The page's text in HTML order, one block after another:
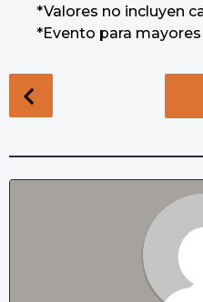
*Valores no incluyen
*Evento para mayores
o
t
P